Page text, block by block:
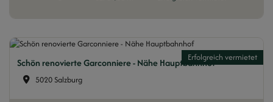
Erfolgreich vermietet
Schön renovierte Garconniere - Nähe Hauptbahnhof
5020 Salzburg